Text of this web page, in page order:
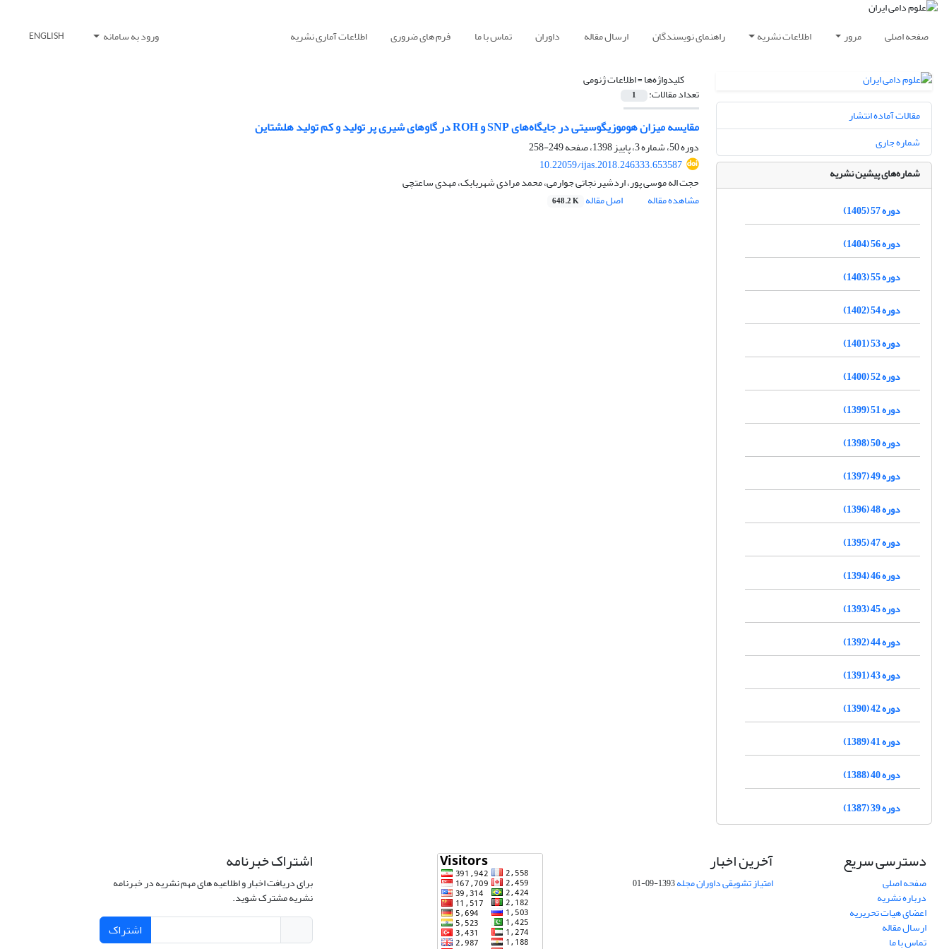
صفحه اصلی مرور اطلاعات نشریه راهنمای نویسندگان ارسال مقاله داوران تماس با ما فرم های ضروری اطلاعات آماری نشریه ورود به سامانه ENGLISH
کلیدواژه‌ها =اطلاعات ژنومی
تعداد مقالات: 1
مقایسه میزان هوموزیگوسیتی در جایگاه‌های SNP و ROH در گاوهای شیری پر ‌تولید و کم‌ تولید هلشتاین
دوره 50، شماره 3، پاییز 1398، صفحه
249-258
10.22059/ijas.2018.246333.653587
حجت اله موسی پور، اردشیر نجاتی جوارمی، محمد مرادی شهربابک، مهدی ساعتچی
مشاهده مقاله
اصل مقاله 648.2 K
مقالات آماده انتشار
شماره جاری
شماره‌های پیشین نشریه
دوره 57 (1405)
دوره 56 (1404)
دوره 55 (1403)
دوره 54 (1402)
دوره 53 (1401)
دوره 52 (1400)
دوره 51 (1399)
دوره 50 (1398)
دوره 49 (1397)
دوره 48 (1396)
دوره 47 (1395)
دوره 46 (1394)
دوره 45 (1393)
دوره 44 (1392)
دوره 43 (1391)
دوره 42 (1390)
دوره 41 (1389)
دوره 40 (1388)
دوره 39 (1387)
دسترسی سریع
صفحه اصلی
درباره نشریه
اعضای هیات تحریریه
ارسال مقاله
تماس با ما
آخرین اخبار
امتیاز تشویقی داوران مجله1393-09-01
اشتراک خبرنامه
برای دریافت اخبار و اطلاعیه های مهم نشریه در خبرنامه
نشریه مشترک شوید.
اشتراک